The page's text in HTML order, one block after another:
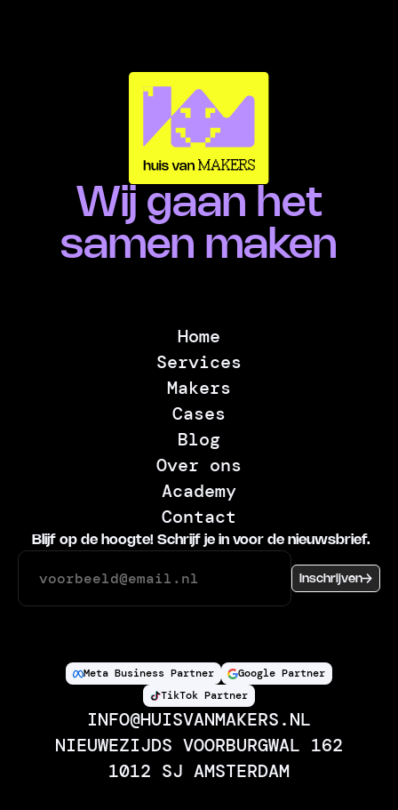
Wij gaan het
samen maken
Home
Services
Makers
Cases
Blog
Over ons
Academy
Contact
Blijf op de hoogte! Schrijf je in voor de nieuwsbrief.
Inschrijven
Meta Business Partner
Google Partner
TikTok Partner
INFO@HUISVANMAKERS.NL
NIEUWEZIJDS VOORBURGWAL 162
1012 SJ AMSTERDAM